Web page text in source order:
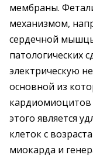
мембраны.
механизмом,
сердечной
патологических
электрическую
основной из
кардиомиоцитов
этого является
клеток с
миокарда и